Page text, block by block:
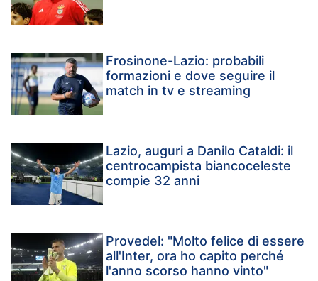
Frosinone-Lazio: probabili
formazioni e dove seguire il
match in tv e streaming
Lazio, auguri a Danilo Cataldi: il
centrocampista biancoceleste
compie 32 anni
Provedel: "Molto felice di essere
all'Inter, ora ho capito perché
l'anno scorso hanno vinto"